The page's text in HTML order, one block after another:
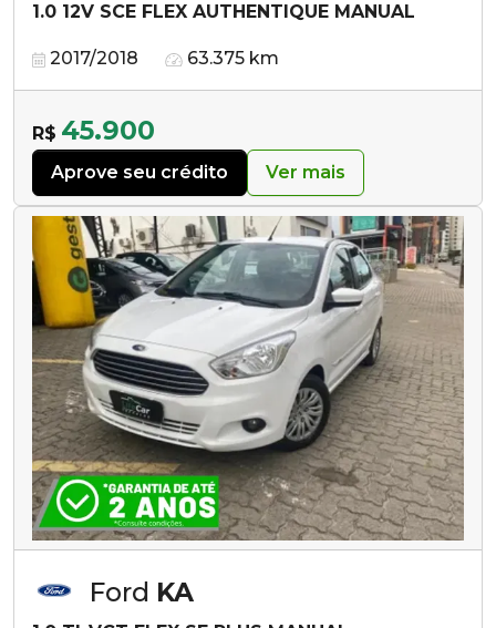
1.0 12V SCE FLEX AUTHENTIQUE MANUAL
2017/2018 63.375 km
R$ 45.900
Aprove seu crédito Ver mais
Ford KA